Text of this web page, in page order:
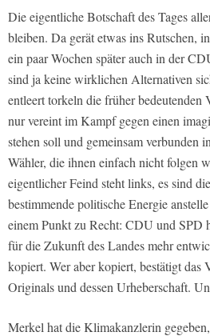
Die eigentliche Botschaft des Tages
bleiben. Da gerät etwas ins Rutschen,
ein paar Wochen später auch in der
sind ja keine wirklichen Alternativen
entleert torkeln die früher bedeutenden
nur vereint im Kampf gegen einen
stehen soll und gemeinsam verbunden
Wähler, die ihnen einfach nicht folgen
eigentlicher Feind steht links, es sind
bestimmende politische Energie
einem Punkt zu Recht: CDU und SPD
für die Zukunft des Landes mehr
kopiert. Wer aber kopiert, bestätigt das
Originals und dessen Urheberschaft.
Merkel hat die Klimakanzlerin